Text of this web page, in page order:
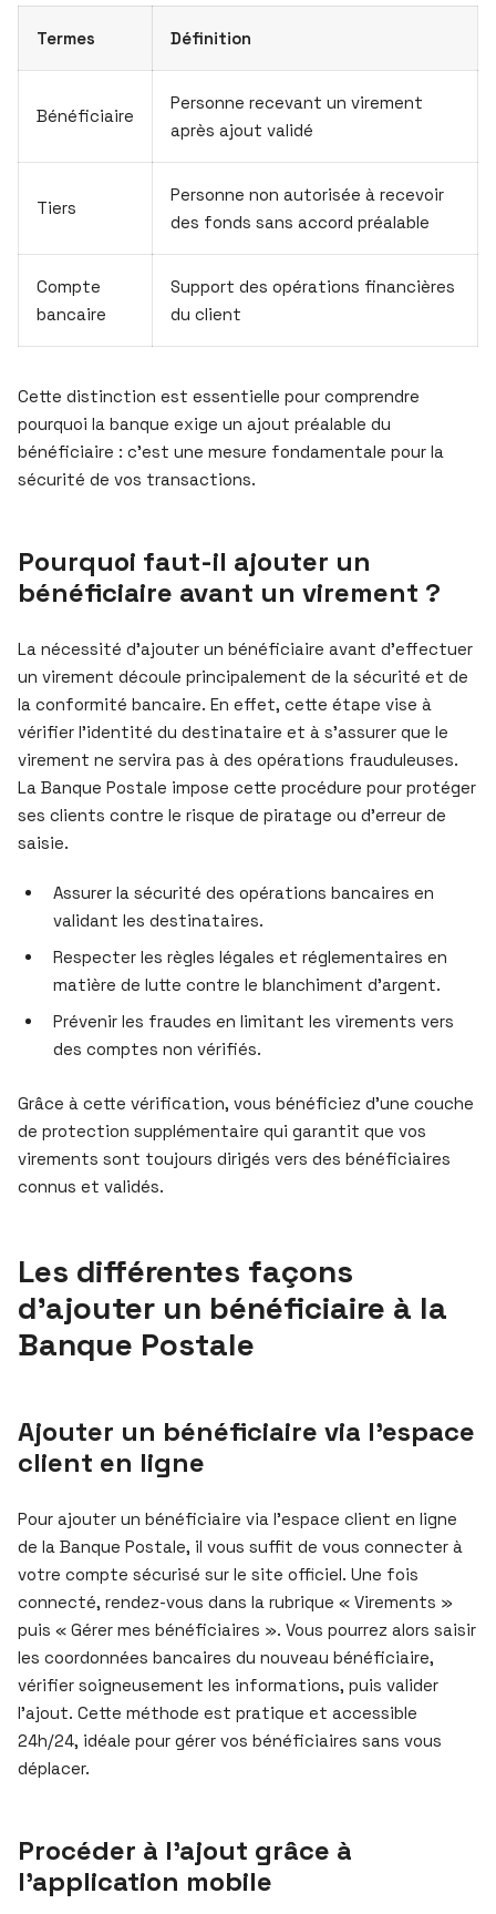
Termes Définition
Bénéficiaire
Personne recevant un virement
après ajout validé
Tiers
Personne non autorisée à recevoir
des fonds sans accord préalable
Compte
bancaire
Support des opérations financières
du client
Cette distinction est essentielle pour comprendre
pourquoi la banque exige un ajout préalable du
bénéficiaire : c’est une mesure fondamentale pour la
sécurité de vos transactions.
Pourquoi faut-il ajouter un
bénéficiaire avant un virement ?
La nécessité d’ajouter un bénéficiaire avant d’effectuer
un virement découle principalement de la sécurité et de
la conformité bancaire. En effet, cette étape vise à
vérifier l’identité du destinataire et à s’assurer que le
virement ne servira pas à des opérations frauduleuses.
La Banque Postale impose cette procédure pour protéger
ses clients contre le risque de piratage ou d’erreur de
saisie.
Assurer la sécurité des opérations bancaires en
validant les destinataires.
Respecter les règles légales et réglementaires en
matière de lutte contre le blanchiment d’argent.
Prévenir les fraudes en limitant les virements vers
des comptes non vérifiés.
Grâce à cette vérification, vous bénéficiez d’une couche
de protection supplémentaire qui garantit que vos
virements sont toujours dirigés vers des bénéficiaires
connus et validés.
Les différentes façons
d’ajouter un bénéficiaire à la
Banque Postale
Ajouter un bénéficiaire via l’espace
client en ligne
Pour ajouter un bénéficiaire via l’espace client en ligne
de la Banque Postale, il vous suffit de vous connecter à
votre compte sécurisé sur le site officiel. Une fois
connecté, rendez-vous dans la rubrique « Virements »
puis « Gérer mes bénéficiaires ». Vous pourrez alors saisir
les coordonnées bancaires du nouveau bénéficiaire,
vérifier soigneusement les informations, puis valider
l’ajout. Cette méthode est pratique et accessible
24h/24, idéale pour gérer vos bénéficiaires sans vous
déplacer.
Procéder à l’ajout grâce à
l’application mobile